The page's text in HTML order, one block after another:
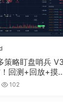
策略盯盘哨兵
回测+回放+摸
102